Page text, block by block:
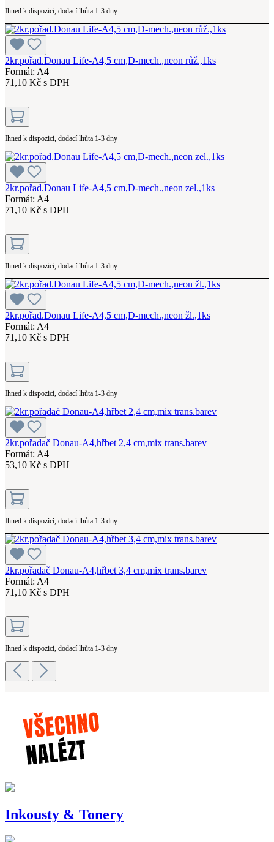
Ihned k dispozici, dodací lhůta 1-3 dny
2kr.pořad.Donau Life-A4,5 cm,D-mech.,neon růž.,1ks
Formát: A4
71,10 Kč s DPH
Ihned k dispozici, dodací lhůta 1-3 dny
2kr.pořad.Donau Life-A4,5 cm,D-mech.,neon zel.,1ks
Formát: A4
71,10 Kč s DPH
Ihned k dispozici, dodací lhůta 1-3 dny
2kr.pořad.Donau Life-A4,5 cm,D-mech.,neon žl.,1ks
Formát: A4
71,10 Kč s DPH
Ihned k dispozici, dodací lhůta 1-3 dny
2kr.pořadač Donau-A4,hřbet 2,4 cm,mix trans.barev
Formát: A4
53,10 Kč s DPH
Ihned k dispozici, dodací lhůta 1-3 dny
2kr.pořadač Donau-A4,hřbet 3,4 cm,mix trans.barev
Formát: A4
71,10 Kč s DPH
Ihned k dispozici, dodací lhůta 1-3 dny
Inkousty & Tonery